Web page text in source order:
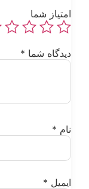
شما
شما *
*